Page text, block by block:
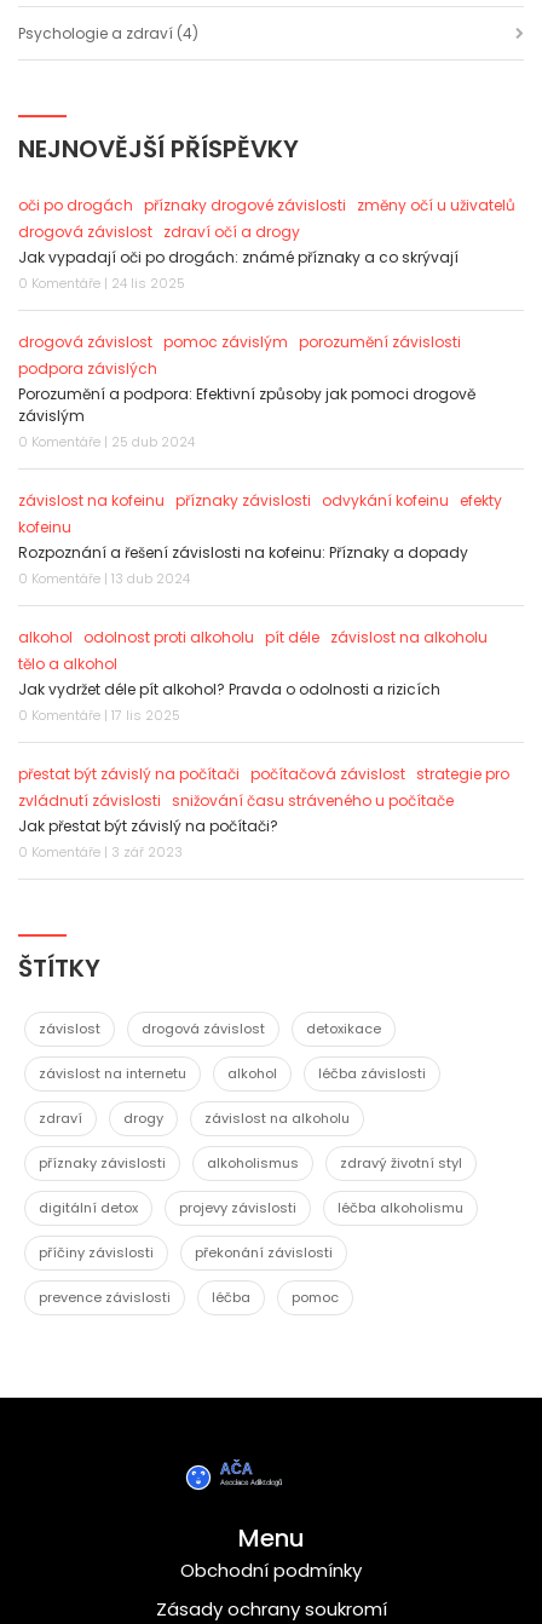
Psychologie a zdraví (4)
NEJNOVĚJŠÍ PŘÍSPĚVKY
oči po drogách příznaky drogové závislosti
změny očí u uživatelů
drogová závislost zdraví očí a drogy
Jak vypadají oči po drogách: známé příznaky a co skrývají
0 Komentáře | 24 lis 2025
drogová závislost pomoc závislým porozumění závislosti
podpora závislých
Porozumění a podpora: Efektivní způsoby jak pomoci drogově
závislým
0 Komentáře | 25 dub 2024
závislost na kofeinu příznaky závislosti odvykání kofeinu
efekty
kofeinu
Rozpoznání a řešení závislosti na kofeinu: Příznaky a dopady
0 Komentáře | 13 dub 2024
alkohol odolnost proti alkoholu pít déle závislost na alkoholu
tělo a alkohol
Jak vydržet déle pít alkohol? Pravda o odolnosti a rizicích
0 Komentáře | 17 lis 2025
přestat být závislý na počítači počítačová závislost strategie pro
zvládnutí závislosti snižování času stráveného u počítače
Jak přestat být závislý na počítači?
0 Komentáře | 3 zář 2023
ŠTÍTKY
závislost drogová závislost detoxikace
závislost na internetu alkohol léčba závislosti
zdraví drogy závislost na alkoholu
příznaky závislosti alkoholismus zdravý životní styl
digitální detox projevy závislosti léčba alkoholismu
příčiny závislosti překonání závislosti
prevence závislosti léčba pomoc
Menu
Obchodní podmínky
Zásady ochrany soukromí